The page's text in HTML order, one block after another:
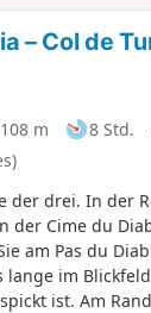
– Col de
m 8 Std.
der drei. In der
der Cime du
am Pas du
lange im
ist. Am